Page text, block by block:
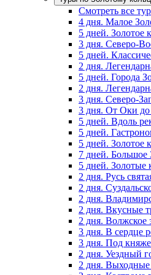
Смотреть все
4 дня. Малое
5 дней. Золотое
3 дня. Северо-
5 дней.
2 дня.
5 дней. Города
2 дня.
3 дня. Северо-
3 дня. От Оки
5 дней. Вдоль
5 дней.
5 дней. Золотое
7 дней. Большое
5 дней. Золотые
2 дня. Русь
2 дня.
2 дня.
2 дня. Вкусные
2 дня. Волжское
3 дня. В сердце
3 дня. Под
2 дня. Уездный
2 дня. Выходные